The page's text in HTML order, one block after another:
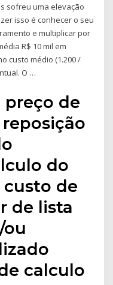
sofreu uma elevação
isso é conhecer o seu
e multiplicar por
R$ 10 mil em
custo médio (1.200 /
O …
preço de
do
custo de
de lista
calculo